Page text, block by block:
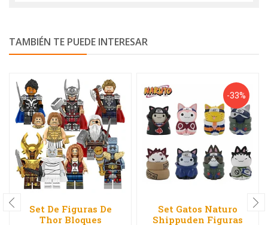
TAMBIÉN TE PUEDE INTERESAR
Set De Figuras De
Thor Bloques
-33%
Set Gatos Naturo
Shippuden Figuras